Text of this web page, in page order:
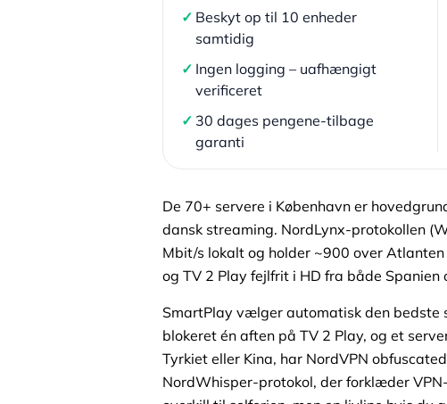
✓ Beskyt op til 10 enheder
samtidig
✓ Ingen logging – uafhængigt
verificeret
✓ 30 dages pengene-tilbage
garanti
De 70+ servere i København er
dansk streaming. NordLynx-protokollen
Mbit/s lokalt og holder ~900 over
og TV 2 Play fejlfrit i HD fra både Spanien
SmartPlay vælger automatisk den bedste
blokeret én aften på TV 2 Play, og et
Tyrkiet eller Kina, har NordVPN
NordWhisper-protokol, der forklæder